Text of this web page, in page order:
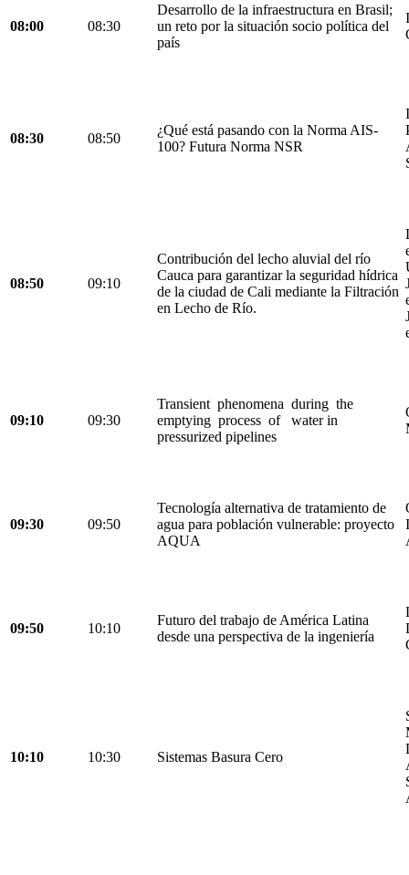
08:00 08:30
Desarrollo de la infraestructura en Brasil;
un reto por la situación socio política del
país
08:30 08:50
¿Qué está pasando con la Norma AIS-
100? Futura Norma NSR
08:50 09:10
Contribución del lecho aluvial del río
Cauca para garantizar la seguridad hídrica
de la ciudad de Cali mediante la Filtración
en Lecho de Río.
09:10 09:30
Transient phenomena during the
emptying process of water in
pressurized pipelines
09:30 09:50
Tecnología alternativa de tratamiento de
agua para población vulnerable: proyecto
AQUA
09:50 10:10
Futuro del trabajo de América Latina
desde una perspectiva de la ingeniería
10:10 10:30 Sistemas Basura Cero